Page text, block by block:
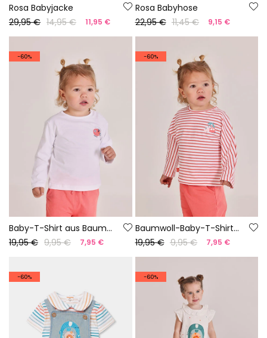
Rosa Babyjacke
29,95 € 14,95 € 11,95 €
Rosa Babyhose
22,95 € 11,45 € 9,15 €
-60%
Baby-T-Shirt aus Baumwolle in Weiß
19,95 € 9,95 € 7,95 €
-60%
Baumwoll-Baby-T-Shirt mit Streifen
19,95 € 9,95 € 7,95 €
-60% -60%